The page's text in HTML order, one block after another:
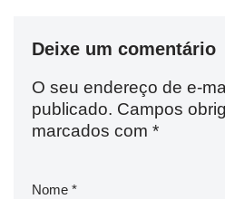
Deixe um comentário
O seu endereço de e-
publicado. Campos
marcados com *
Nome *